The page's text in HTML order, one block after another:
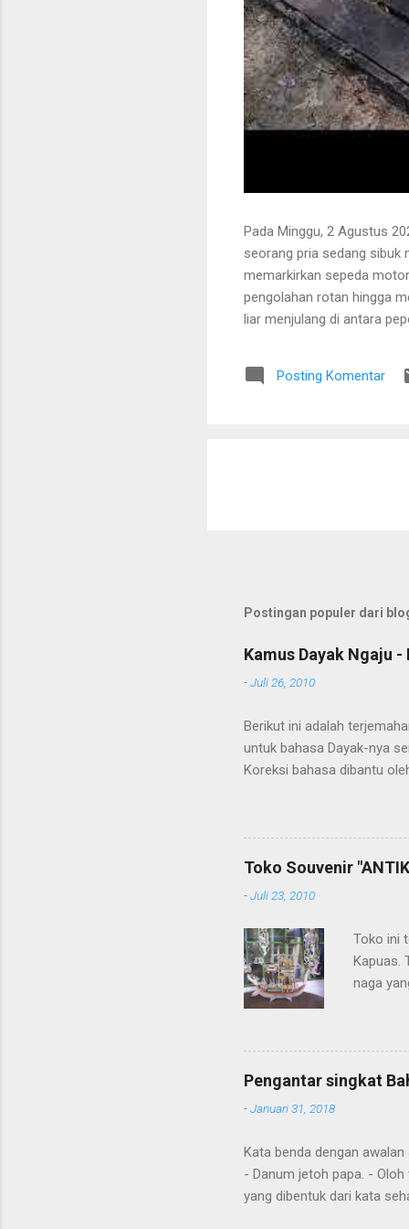
Pada Minggu, 2 Agustus
seorang pria sedang sibuk
memarkirkan sepeda
pengolahan rotan hingga
liar menjulang di antara
Tanaman itu diperkirakan
untuk ditarik dan dipanen.
Posting Komentar
Postingan populer dari
Kamus Dayak Ngaju -
-Juli 26, 2010
Berikut ini adalah
untuk bahasa Dayak-nya
Koreksi bahasa dibantu
Toko Souvenir
-Juli 23, 2010
Toko ini
Kapuas.
naga
Pengantar singkat
-Januari 31, 2018
Kata benda dengan
- Danum jetoh papa. -
yang dibentuk dari kata